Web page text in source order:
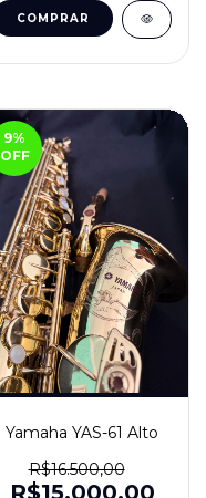
9%
OFF
Yamaha YAS-61 Alto
R$16.500,00
R$15.000,00